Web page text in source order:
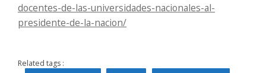
docentes-de-las-universidades-nacionales-al-
presidente-de-la-nacion/
Related tags :